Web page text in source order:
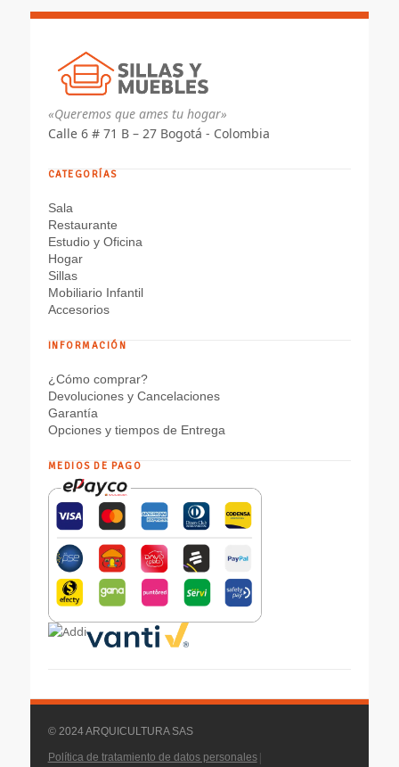
«Queremos que ames tu hogar»
Calle 6 # 71 B – 27 Bogotá - Colombia
CATEGORÍAS
Sala
Restaurante
Estudio y Oficina
Hogar
Sillas
Mobiliario Infantil
Accesorios
INFORMACIÓN
¿Cómo comprar?
Devoluciones y Cancelaciones
Garantía
Opciones y tiempos de Entrega
MEDIOS DE PAGO
© 2024 ARQUICULTURA SAS
Política de tratamiento de datos personales|